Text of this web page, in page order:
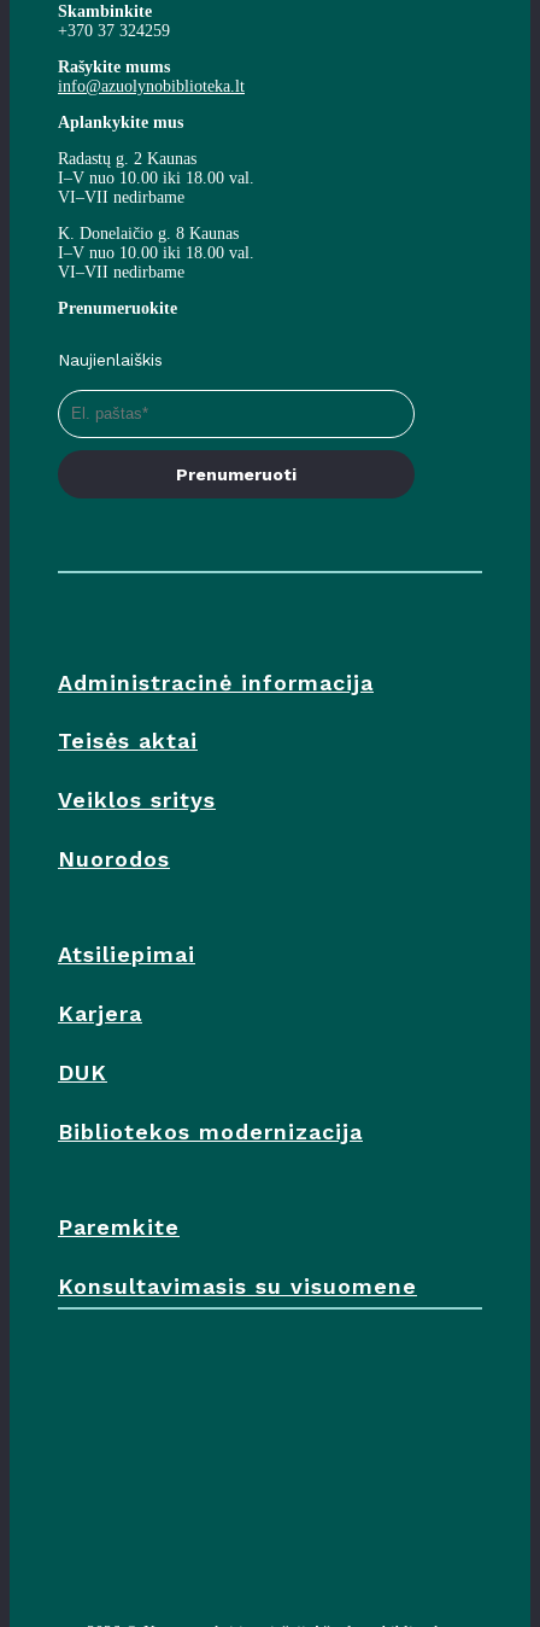
Skambinkite
+370 37 324259
Rašykite mums
info@azuolynobiblioteka.lt
Aplankykite mus
Radastų g. 2 Kaunas
I–V nuo 10.00 iki 18.00 val.
VI–VII nedirbame
K. Donelaičio g. 8 Kaunas
I–V nuo 10.00 iki 18.00 val.
VI–VII nedirbame
Prenumeruokite
Naujienlaiškis
Prenumeruoti
Administracinė informacija
Teisės aktai
Veiklos sritys
Nuorodos
Atsiliepimai
Karjera
DUK
Bibliotekos modernizacija
Paremkite
Konsultavimasis su visuomene